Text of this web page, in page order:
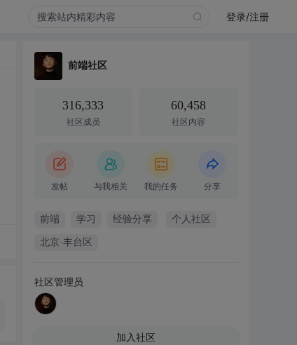
登录/注册
前端社区
316,333
社区成员
60,458
社区内容
发帖 与我相关 我的任务 分享
前端 学习 经验分享 个人社区
北京·丰台区
社区管理员
加入社区